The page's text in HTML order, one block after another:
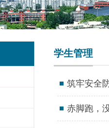
学生管理
筑牢安全
赤脚跑，